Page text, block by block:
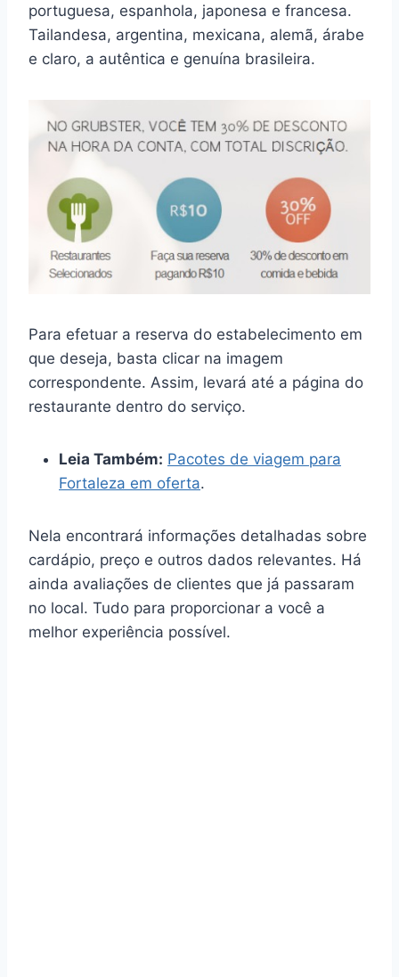
portuguesa, espanhola, japonesa e francesa.
Tailandesa, argentina, mexicana, alemã, árabe
e claro, a autêntica e genuína brasileira.
Para efetuar a reserva do estabelecimento em
que deseja, basta clicar na imagem
correspondente. Assim, levará até a página do
restaurante dentro do serviço.
Leia Também: Pacotes de viagem para
Fortaleza em oferta.
Nela encontrará informações detalhadas sobre
cardápio, preço e outros dados relevantes. Há
ainda avaliações de clientes que já passaram
no local. Tudo para proporcionar a você a
melhor experiência possível.